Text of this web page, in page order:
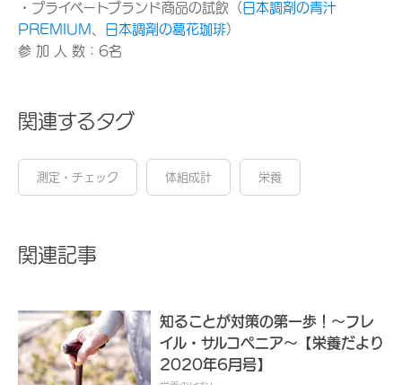
・プライベートブランド商品の試飲（ 日本調剤の青汁
PREMIUM 、 日本調剤の葛花珈琲）
参 加 人 数：6名
関連するタグ
測定・チェック 体組成計 栄養
関連記事
知ることが対策の第一歩！～フレ
イル・サルコペニア～【栄養だより
2020年6月号】